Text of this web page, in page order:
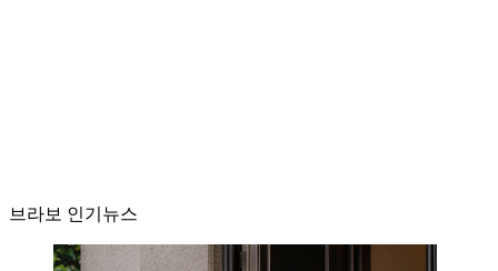
브라보 인기뉴스